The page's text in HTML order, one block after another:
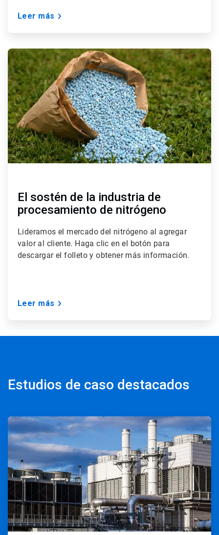
Leer más
ArticleTile
3
de
3
El sostén de la industria de
procesamiento de nitrógeno
Lideramos el mercado del nitrógeno al agregar
valor al cliente. Haga clic en el botón para
descargar el folleto y obtener más información.
Leer más
Estudios de caso destacados
ArticleTile
1
de
2